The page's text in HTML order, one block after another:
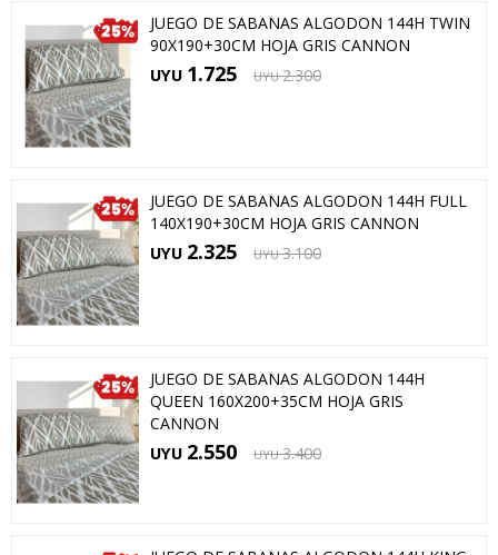
JUEGO DE SABANAS ALGODON 144H TWIN
90X190+30CM HOJA GRIS CANNON
UYU 1.725 UYU 2.300
JUEGO DE SABANAS ALGODON 144H FULL
140X190+30CM HOJA GRIS CANNON
UYU 2.325 UYU 3.100
JUEGO DE SABANAS ALGODON 144H
QUEEN 160X200+35CM HOJA GRIS
CANNON
UYU 2.550 UYU 3.400